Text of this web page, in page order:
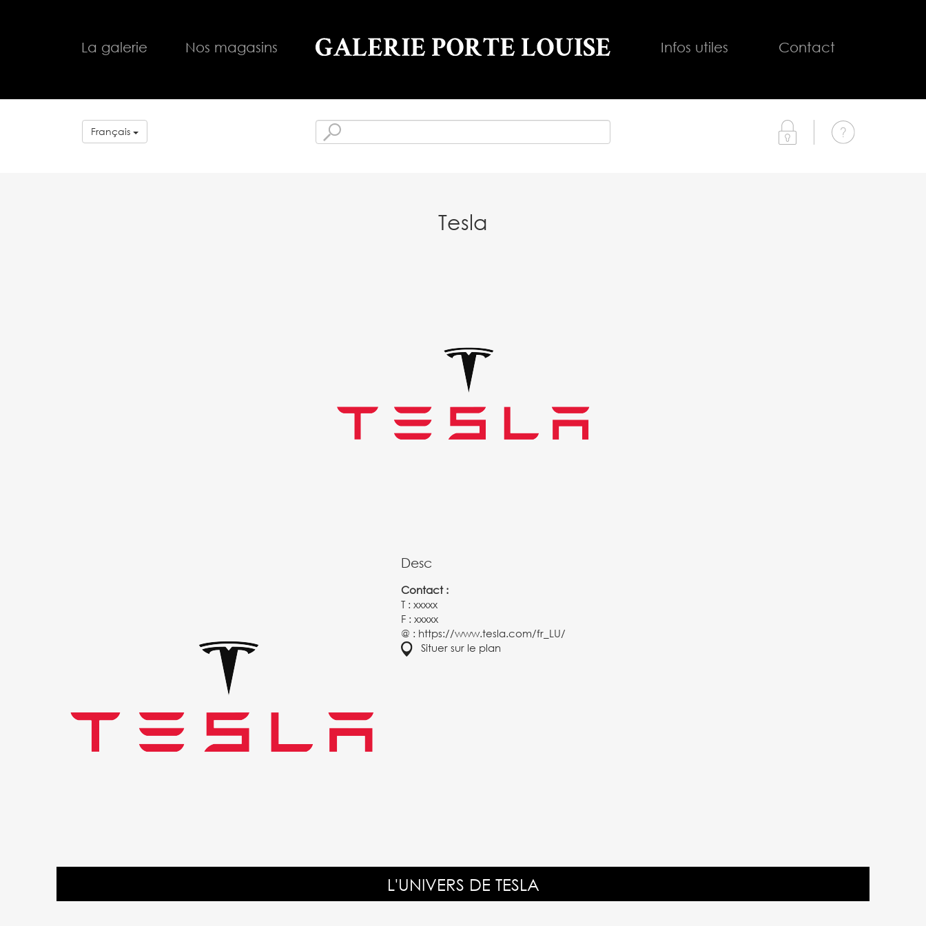
La galerie Nos magasins Infos utiles Contact
Français
Tesla
Desc
Contact :
T : xxxxx
F : xxxxx
@ : https://www.tesla.com/fr_LU/
Situer sur le plan
L'UNIVERS DE TESLA